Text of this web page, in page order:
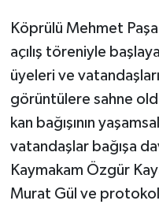
Köprülü Mehmet
açılış töreniyle
üyeleri ve
görüntülere sahne
kan bağışının
vatandaşlar bağışa
Kaymakam Özgür
Murat Gül ve